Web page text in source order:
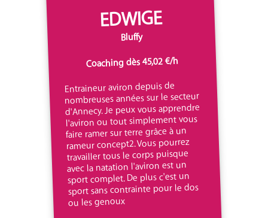
EDWIGE
Bluffy
Coaching dès 45,02 €/h
Entraineur aviron depuis de
nombreuses années sur le secteur
d'Annecy. Je peux vous apprendre
l'aviron ou tout simplement vous
faire ramer sur terre grâce à un
rameur concept2. Vous pourrez
travailler tous le corps puisque
avec la natation l'aviron est un
sport complet. De plus c'est un
sport sans contrainte pour le dos
ou les genoux